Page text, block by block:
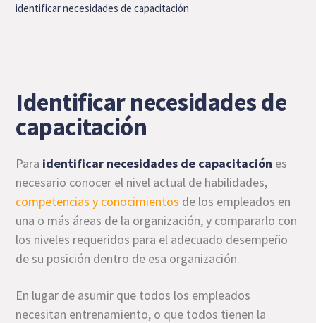
identificar necesidades de capacitación
Identificar necesidades de
capacitación
Para identificar necesidades de capacitación es
necesario conocer el nivel actual de habilidades,
competencias y conocimientos de los empleados en
una o más áreas de la organización, y compararlo con
los niveles requeridos para el adecuado desempeño
de su posición dentro de esa organización.
En lugar de asumir que todos los empleados
necesitan entrenamiento, o que todos tienen la